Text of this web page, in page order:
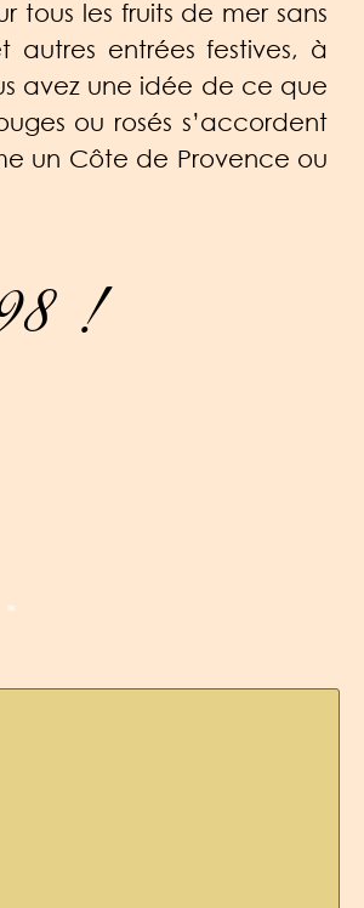
tous les fruits de mer sans
autres entrées festives, à
avez une idée de ce que
ou rosés s’accordent
un Côte de Provence ou
!
*